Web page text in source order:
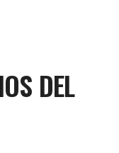
DEL